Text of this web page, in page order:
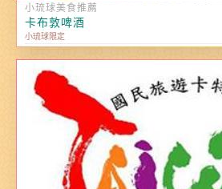
小琉球美食推薦
卡布敦啤酒
小琉球限定